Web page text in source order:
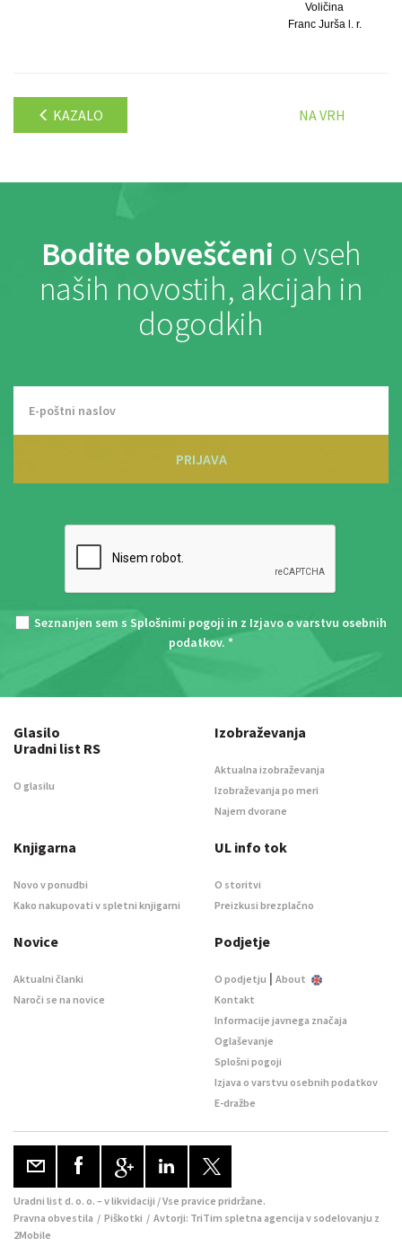
Voličina
Franc Jurša l. r.
KAZALO NA VRH
Bodite obveščeni o vseh
naših novostih, akcijah in
dogodkih
PRIJAVA
Seznanjen sem s Splošnimi pogoji in z Izjavo o varstvu osebnih
podatkov. *
Glasilo
Uradni list RS
O glasilu
Izobraževanja
Aktualna izobraževanja
Izobraževanja po meri
Najem dvorane
Knjigarna
Novo v ponudbi
Kako nakupovati v spletni knjigarni
UL info tok
O storitvi
Preizkusi brezplačno
Novice
Aktualni članki
Naroči se na novice
Podjetje
O podjetju | About
Kontakt
Informacije javnega značaja
Oglaševanje
Splošni pogoji
Izjava o varstvu osebnih podatkov
E-dražbe
Uradni list d. o. o. – v likvidaciji / Vse pravice pridržane.
Pravna obvestila / Piškotki / Avtorji: TriTim spletna agencija v sodelovanju z
2Mobile